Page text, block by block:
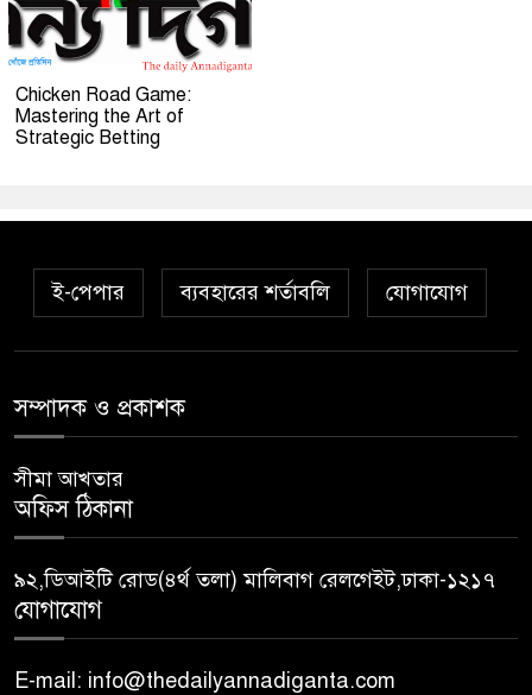
Chicken Road Game:
Mastering the Art of
Strategic Betting
ই-পেপার ব্যবহারের শর্তাবলি যোগাযোগ
সম্পাদক ও প্রকাশক
সীমা আখতার
অফিস ঠিকানা
৯২,ডিআইটি রোড(৪র্থ তলা) মালিবাগ রেলগেইট,ঢাকা-১২১৭
যোগাযোগ
E-mail: info@thedailyannadiganta.com